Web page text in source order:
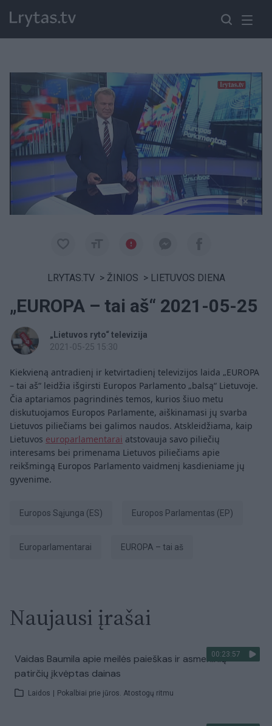
Paremkite Ukrainą
LRYTAS.TV > ŽINIOS > LIETUVOS DIENA
„EUROPA – tai aš“ 2021-05-25
„Lietuvos ryto“ televizija
2021-05-25 15:30
Kiekvieną antradienį ir ketvirtadienį televizijos laida „EUROPA
– tai aš“ leidžia išgirsti Europos Parlamento „balsą“ Lietuvoje.
Čia aptariamos pagrindinės temos, kurios šiuo metu
diskutuojamos Europos Parlamente, aiškinamasi jų svarba
Lietuvos piliečiams bei galimos naudos. Atskleidžiama, kaip
Lietuvos europarlamentarai atstovauja savo piliečių
interesams bei primenama Lietuvos piliečiams apie
reikšmingą Europos Parlamento vaidmenį kasdieniame jų
gyvenime.
Europos Sąjunga (ES) Europos Parlamentas (EP)
europarlamentarai EUROPA – tai aš
Naujausi įrašai
00:23:57
Vaidas Baumila apie meilės paieškas ir asmeninių
patirčių įkvėptas dainas
Laidos Pokalbiai prie jūros. Atostogų ritmu